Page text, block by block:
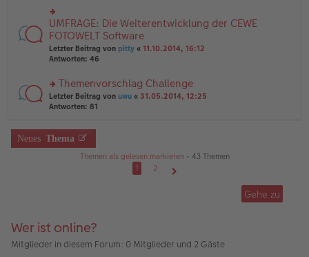
tr
a
g
e
n
er
B
ei
tr
g
u
n
g
el
es
e
er
B
ei
tr
g
rs
te
r
u
n
el
es
e
B
ei
UMFRAGE: Die Weiterentwicklung der CEWE
FOTOWELT Software
Letzter Beitrag von pitty « 11.10.2014, 16:12
Antworten: 46
rs
te
n
g
tr
a
g
Themenvorschlag Challenge
Letzter Beitrag von uwu « 31.05.2014, 12:25
Antworten: 81
Neues Thema
Themen als gelesen markieren• 43 Themen
1
2
Gehe zu
Wer ist online?
Mitglieder in diesem Forum: 0 Mitglieder und 2 Gäste